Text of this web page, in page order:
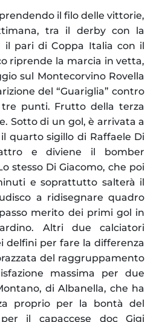
il filo delle vittorie,
tra il derby con la
il pari di Coppa Italia con il
riprende la marcia in vetta,
sul Montecorvino Rovella
del “Guariglia” contro
punti. Frutto della terza
Sotto di un gol, è arrivata a
quarto sigillo di Raffaele Di
e diviene il bomber
stesso Di Giacomo, che poi
e soprattutto salterà il
a ridisegnare quadro
merito dei primi gol in
Altri due calciatori
delfini per fare la differenza
del raggruppamento
massima per due
di Albanella, che ha
proprio per la bontà del
il capaccese doc Gigi